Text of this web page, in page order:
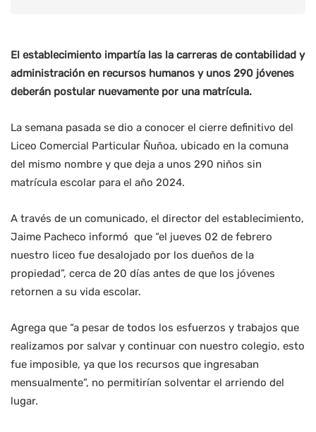
El establecimiento impartía las la carreras de contabilidad y
administración en recursos humanos y unos 290 jóvenes
deberán postular nuevamente por una matrícula.
La semana pasada se dio a conocer el cierre definitivo del
Liceo Comercial Particular Ñuñoa, ubicado en la comuna
del mismo nombre y que deja a unos 290 niños sin
matrícula escolar para el año 2024.
A través de un comunicado, el director del establecimiento,
Jaime Pacheco informó que “el jueves 02 de febrero
nuestro liceo fue desalojado por los dueños de la
propiedad”, cerca de 20 días antes de que los jóvenes
retornen a su vida escolar.
Agrega que “a pesar de todos los esfuerzos y trabajos que
realizamos por salvar y continuar con nuestro colegio, esto
fue imposible, ya que los recursos que ingresaban
mensualmente”, no permitirían solventar el arriendo del
lugar.